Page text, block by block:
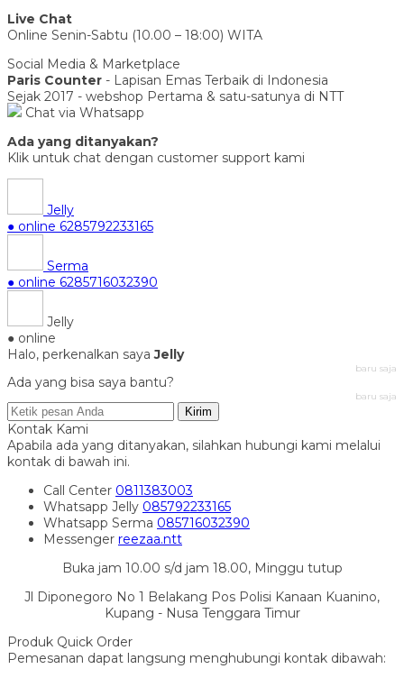
Live Chat
Online Senin-Sabtu (10.00 – 18:00) WITA
Social Media & Marketplace
Paris Counter - Lapisan Emas Terbaik di Indonesia
Sejak 2017 - webshop Pertama & satu-satunya di NTT
Chat via Whatsapp
Ada yang ditanyakan?
Klik untuk chat dengan customer support kami
Jelly
● online 6285792233165
Serma
● online 6285716032390
Jelly
● online
Halo, perkenalkan sayaJelly
baru saja
Ada yang bisa saya bantu?
baru saja
Kirim
Kontak Kami
Apabila ada yang ditanyakan, silahkan hubungi kami melalui
kontak di bawah ini.
Call Center 0811383003
Whatsapp Jelly 085792233165
Whatsapp Serma 085716032390
Messenger reezaa.ntt
Buka jam 10.00 s/d jam 18.00, Minggu tutup
Jl Diponegoro No 1 Belakang Pos Polisi Kanaan Kuanino,
Kupang - Nusa Tenggara Timur
Produk Quick Order
Pemesanan dapat langsung menghubungi kontak dibawah: